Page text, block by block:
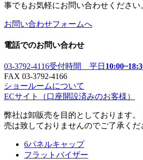
事でもお気軽にお問い合わせください
お問い合わせフォームへ
電話でのお問い合わせ
03-3792-4116受付時間 平日
FAX 03-3792-4166
ショールームについて
ECサイト
（口座開設済みのお客様）
弊社は卸販売を目的としております。
売は致しておりませんのでご了承くだ
6パネルキャップ
フラットバイザー